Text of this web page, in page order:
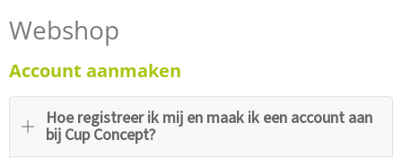
Webshop
Account aanmaken
Hoe registreer ik mij en maak ik een account aan
bij Cup Concept?